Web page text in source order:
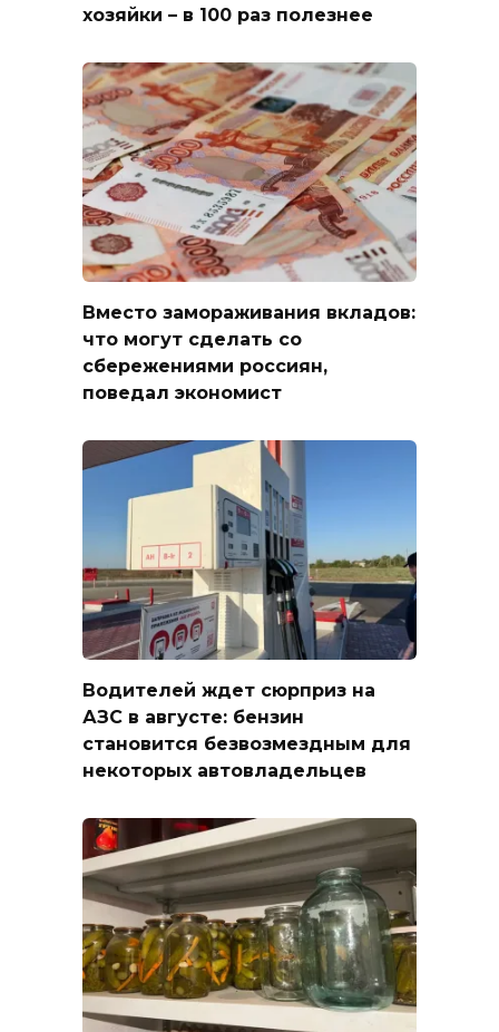
хозяйки – в 100 раз полезнее
Вместо замораживания вкладов:
что могут сделать со
сбережениями россиян,
поведал экономист
Водителей ждет сюрприз на
АЗС в августе: бензин
становится безвозмездным для
некоторых автовладельцев